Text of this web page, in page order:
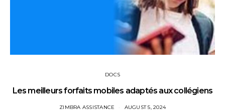
DOCS
Les meilleurs forfaits mobiles adaptés aux collégiens
ZIMBRA ASSISTANCE AUGUST 5, 2024